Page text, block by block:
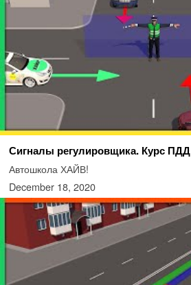
Сигналы регулировщика. Курс
Автошкола ХАЙВ!
December 18, 2020